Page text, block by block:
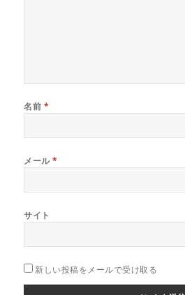
名前 *
メール*
サイト
新しい投稿をメールで受け取る